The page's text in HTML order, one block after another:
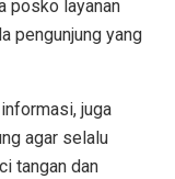
posko layanan
pengunjung yang
juga
agar selalu
tangan dan